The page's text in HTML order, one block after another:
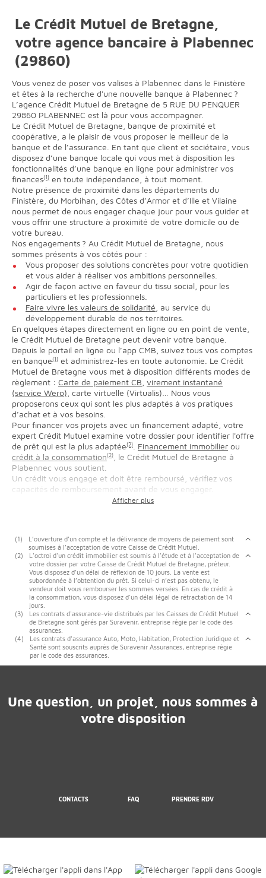
Le Crédit Mutuel de Bretagne,
votre agence bancaire à Plabennec
(29860)
Vous venez de poser vos valises à Plabennec dans le Finistère
et êtes à la recherche d'une nouvelle banque à Plabennec ?
L’agence Crédit Mutuel de Bretagne de 5 RUE DU PENQUER
29860 PLABENNEC est là pour vous accompagner.
Le Crédit Mutuel de Bretagne, banque de proximité et
coopérative, a le plaisir de vous proposer le meilleur de la
banque et de l’assurance. En tant que client et sociétaire, vous
disposez d’une banque locale qui vous met à disposition les
fonctionnalités d’une banque en ligne pour administrer vos
finances(1) en toute indépendance, à tout moment.
Notre présence de proximité dans les départements du
Finistère, du Morbihan, des Côtes d’Armor et d’Ille et Vilaine
nous permet de nous engager chaque jour pour vous guider et
vous offrir une structure à proximité de votre domicile ou de
votre bureau.
Nos engagements ? Au Crédit Mutuel de Bretagne, nous
sommes présents à vos côtés pour :
Vous proposer des solutions concrètes pour votre quotidien
et vous aider à réaliser vos ambitions personnelles.
Agir de façon active en faveur du tissu social, pour les
particuliers et les professionnels.
Faire vivre les valeurs de solidarité , au service du
développement durable de nos territoires.
En quelques étapes directement en ligne ou en point de vente,
le Crédit Mutuel de Bretagne peut devenir votre banque.
Depuis le portail en ligne ou l’app CMB, suivez tous vos comptes
en banque(1) et administrez-les en toute autonomie. Le Crédit
Mutuel de Bretagne vous met à disposition différents modes de
règlement : Carte de paiement CB virement instantané
(service Wero) , carte virtuelle (Virtualis)… Nous vous
proposerons ceux qui sont les plus adaptés à vos pratiques
d’achat et à vos besoins.
Pour financer vos projets avec un financement adapté, votre
expert Crédit Mutuel examine votre dossier pour identifier l'offre
de prêt qui est la plus adaptée(2) Financement immobilier ou
crédit à la consommation(2)
, le Crédit Mutuel de Bretagne à
Plabennec vous soutient.
Un crédit vous engage et doit être remboursé, vérifiez vos
capacités de remboursement avant de vous engager.
(1)
L’ouverture d’un compte et la délivrance de moyens de paiement sont
soumises à l’acceptation de votre Caisse de Crédit Mutuel.
(2)
L'octroi d'un crédit immobilier est soumis à l'étude et à l'acceptation de
votre dossier par votre Caisse de Crédit Mutuel de Bretagne, prêteur.
Vous disposez d’un délai de réflexion de 10 jours. La vente est
subordonnée à l’obtention du prêt. Si celui-ci n’est pas obtenu, le
vendeur doit vous rembourser les sommes versées. En cas de crédit à
la consommation, vous disposez d'un délai légal de rétractation de 14
jours.
(3)
Les contrats d'assurance-vie distribués par les Caisses de Crédit Mutuel
de Bretagne sont gérés par Suravenir, entreprise régie par le code des
assurances.
(4)
Les contrats d'assurance Auto, Moto, Habitation, Protection Juridique et
Santé sont souscrits auprès de Suravenir Assurances, entreprise régie
par le code des assurances.
Une question, un projet, nous sommes à
votre disposition
CONTACTS FAQ PRENDRE RDV